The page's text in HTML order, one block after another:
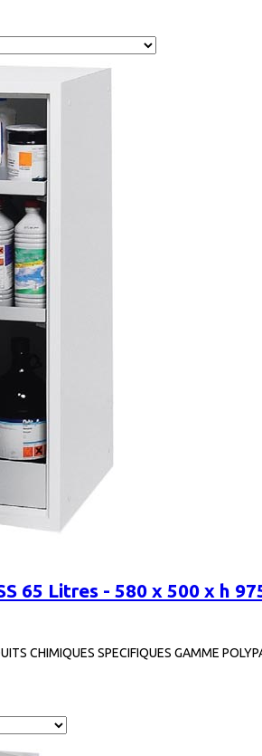
65 Litres - 580 x 500 x h
CHIMIQUES SPECIFIQUES GAMME